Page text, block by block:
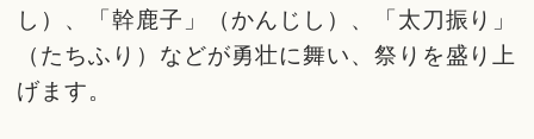
し）、「幹鹿子」（かんじし）、「太刀振り」
（たちふり）などが勇壮に舞い、祭りを盛り上
げます。